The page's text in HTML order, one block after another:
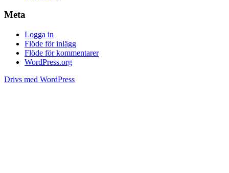
Meta
Logga in
Flöde för inlägg
Flöde för kommentarer
WordPress.org
Drivs med WordPress